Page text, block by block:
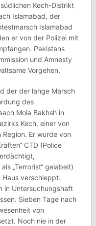
Kech-Distrikt
Islamabad, der
Islamabad
er von der Polizei mit
Pakistans
und Amnesty
Vorgehen.
der der lange Marsch
des
Mola Bakhsh in
Kech, einer von
Er wurde von
CTD (Police
„Terrorist“ gelabelt)
Haus verschleppt.
in Untersuchungshaft
Sieben Tage nach
von
Noch nie in der